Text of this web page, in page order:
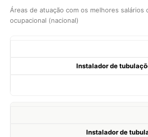
Áreas de atuação com os melhores salários
ocupacional (nacional)
Instalador de
Instalador de